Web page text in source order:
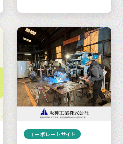
コーポレートサイト